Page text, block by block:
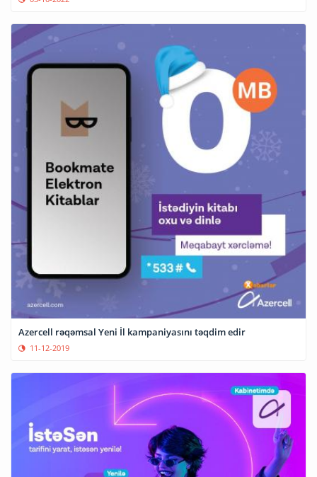
Azercell rəqəmsal Yeni İl kampaniyasını təqdim edir
11-12-2019